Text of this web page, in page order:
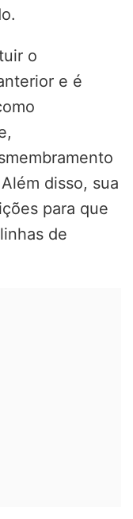
o
e é
disso, sua
para que
de